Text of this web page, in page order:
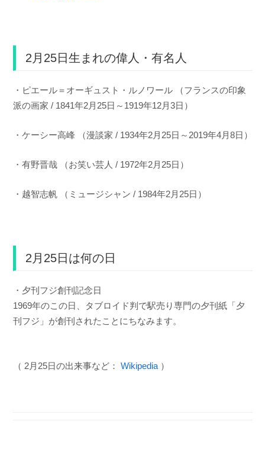
2月25日生まれの偉人・有名人
・ピエール＝オーギュスト・ルノワール （フランスの印象
派の画家 / 1841年2月25日～1919年12月3日）
・ケーシー高峰 （漫談家 / 1934年2月25日～2019年4月8日）
・有野晋哉 （お笑い芸人 / 1972年2月25日）
・越智志帆 （ミュージシャン / 1984年2月25日）
2月25日は何の日
・夕刊フジ創刊記念日
1969年のこの日、タブロイド判で駅売り専門の夕刊紙「夕
刊フジ」が創刊されたことにちなみます。
（ 2月25日の出来事など： Wikipedia ）